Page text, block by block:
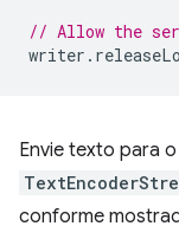
// Allow the
writer .
Envie texto para
conforme